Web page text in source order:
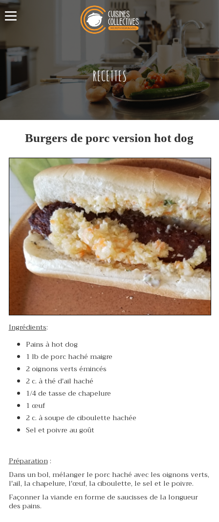
RECETTES
Burgers de porc version hot dog
Ingrédients:
Pains à hot dog
1 lb de porc haché maigre
2 oignons verts émincés
2 c. à thé d'ail haché
1/4 de tasse de chapelure
1 œuf
2 c. à soupe de ciboulette hachée
Sel et poivre au goût
Préparation:
Dans un bol, mélanger le porc haché avec les oignons verts,
l'ail, la chapelure, l'œuf, la ciboulette, le sel et le poivre.
Façonner la viande en forme de saucisses de la longueur
des pains.